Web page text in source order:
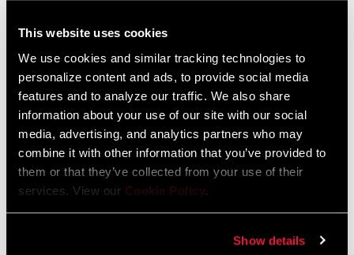
This website uses cookies
We use cookies and similar tracking technologies to
personalize content and ads, to provide social media
features and to analyze our traffic. We also share
information about your use of our site with our social
media, advertising, and analytics partners who may
combine it with other information that you’ve provided to
them or that they’ve collected from your use of their
services. View our Cookie Policy.
Show details
TROUVER UN MAGASIN
CARACTÉRISTIQUES
Longueurs 150 mm, 155 mm, 160 mm, 165 mm, 170 mm pour
VTTAE
Disponible pour SRAM Powertrain, ou pour les vélos équipés
d’un système Brose
Disponible pour les vélos équipés d’un système Bosch